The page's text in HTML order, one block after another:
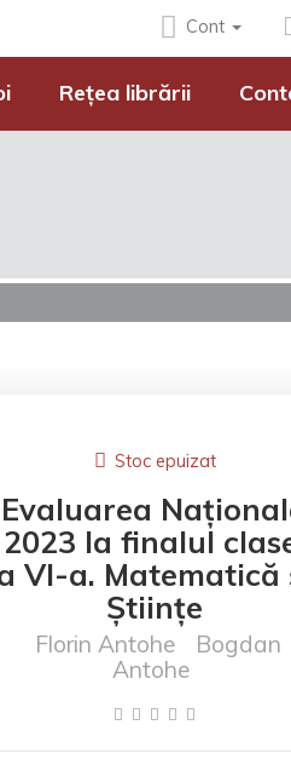
Cont
Rețea librării
Stoc epuizat
Evaluarea
2023 la finalul
VI-a. Matematică
Științe
Florin Antohe
Bogdan
Antohe